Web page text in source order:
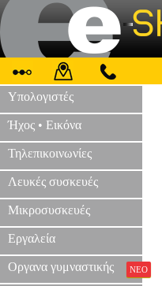
Υπολογιστές
Ήχος • Εικόνα
Τηλεπικοινωνίες
Λευκές συσκευές
Μικροσυσκευές
Εργαλεία
Οργανα γυμναστικής ΝΕΟ